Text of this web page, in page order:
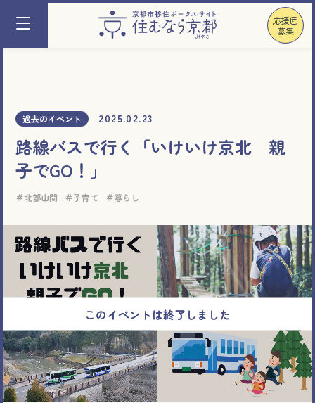
応援団
募集
過去のイベント 2025.02.23
路線バスで行く「いけいけ京北 親
子でGO！」
北部山間 子育て 暮らし